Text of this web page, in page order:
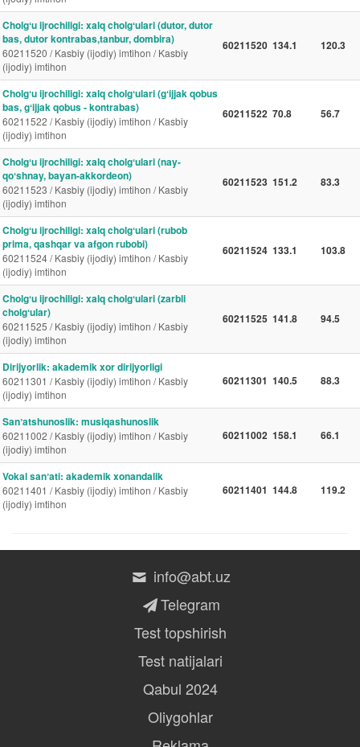
Cholgʻu ijrochiligi: xalq cholgʻulari (dutor, dutor
bas, dutor kontrabas,tanbur, dombira)
60211520 / Kasbiy (ijodiy) imtihon / Kasbiy
(ijodiy) imtihon
60211520 134.1 120.3
Cholgʻu ijrochiligi: xalq cholgʻulari (gʻijjak qobus
bas, gʻijjak qobus - kontrabas)
60211522 / Kasbiy (ijodiy) imtihon / Kasbiy
(ijodiy) imtihon
60211522 70.8 56.7
Cholgʻu ijrochiligi: xalq cholgʻulari (nay-
qoʻshnay, bayan-akkordeon)
60211523 / Kasbiy (ijodiy) imtihon / Kasbiy
(ijodiy) imtihon
60211523 151.2 83.3
Cholgʻu ijrochiligi: xalq cholgʻulari (rubob
prima, qashqar va afgon rubobi)
60211524 / Kasbiy (ijodiy) imtihon / Kasbiy
(ijodiy) imtihon
60211524 133.1 103.8
Cholgʻu ijrochiligi: xalq cholgʻulari (zarbli
cholgʻular)
60211525 / Kasbiy (ijodiy) imtihon / Kasbiy
(ijodiy) imtihon
60211525 141.8 94.5
Dirijyorlik: akademik xor dirijyorligi
60211301 / Kasbiy (ijodiy) imtihon / Kasbiy
(ijodiy) imtihon
60211301 140.5 88.3
Sanʼatshunoslik: musiqashunoslik
60211002 / Kasbiy (ijodiy) imtihon / Kasbiy
(ijodiy) imtihon
60211002 158.1 66.1
Vokal sanʼati: akademik xonandalik
60211401 / Kasbiy (ijodiy) imtihon / Kasbiy
(ijodiy) imtihon
60211401 144.8 119.2
info@abt.uz
Telegram
Test topshirish
Test natijalari
Qabul 2024
Oliygohlar